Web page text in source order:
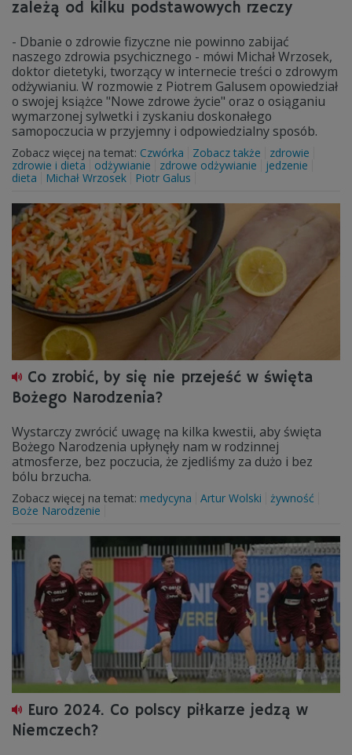
zależą od kilku podstawowych rzeczy
- Dbanie o zdrowie fizyczne nie powinno zabijać
naszego zdrowia psychicznego - mówi Michał Wrzosek,
doktor dietetyki, tworzący w internecie treści o zdrowym
odżywianiu. W rozmowie z Piotrem Galusem opowiedział
o swojej książce "Nowe zdrowe życie" oraz o osiąganiu
wymarzonej sylwetki i zyskaniu doskonałego
samopoczucia w przyjemny i odpowiedzialny sposób.
Zobacz więcej na temat: Czwórka Zobacz także
zdrowie
zdrowie i dieta
odżywianie zdrowe odżywianie
jedzenie
dieta
Michał Wrzosek Piotr Galus
Co zrobić, by się nie przejeść w święta
Bożego Narodzenia?
Wystarczy zwrócić uwagę na kilka kwestii, aby święta
Bożego Narodzenia upłynęły nam w rodzinnej
atmosferze, bez poczucia, że zjedliśmy za dużo i bez
bólu brzucha.
Zobacz więcej na temat: medycyna Artur Wolski
żywność
Boże Narodzenie
Euro 2024. Co polscy piłkarze jedzą w
Niemczech?